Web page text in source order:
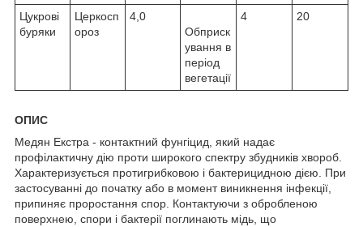
Цукрові
буряки
Церкосп
ороз
4,0
Обприск
ування в
період
вегетації
4 20
ОПИС
Медян Екстра - контактний фунгіцид, який надає
профілактичну дію проти широкого спектру збудників хвороб.
Характеризується протигрибковою і бактерицидною дією. При
застосуванні до початку або в момент виникнення інфекції,
припиняє проростання спор. Контактуючи з обробленою
поверхнею, спори і бактерії поглинають мідь, що